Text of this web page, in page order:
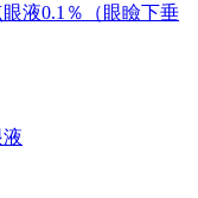
液0.1％（眼瞼下垂